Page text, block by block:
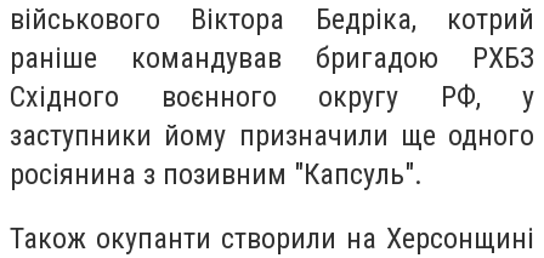
військового Віктора Бедріка, котрий
раніше командував бригадою РХБЗ
Східного воєнного округу РФ, у
заступники йому призначили ще одного
росіянина з позивним "Капсуль".
Також окупанти створили на Херсонщині